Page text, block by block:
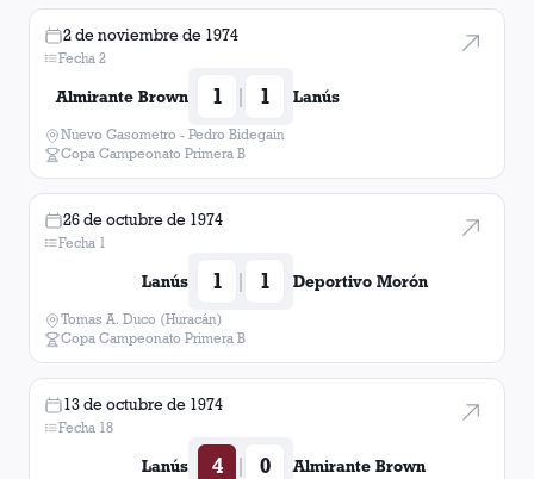
2 de noviembre de 1974
Fecha 2
Almirante Brown 1 | 1 Lanús
Nuevo Gasometro - Pedro Bidegain
Copa Campeonato Primera B
26 de octubre de 1974
Fecha 1
Lanús 1 | 1 Deportivo Morón
Tomas A. Duco (Huracán)
Copa Campeonato Primera B
13 de octubre de 1974
Fecha 18
Lanús 4 | 0 Almirante Brown